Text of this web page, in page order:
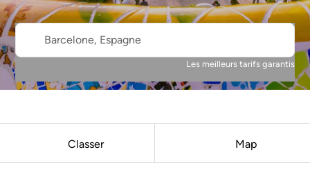
Barcelone, Espagne
Les meilleurs tarifs garantis
Classer Map